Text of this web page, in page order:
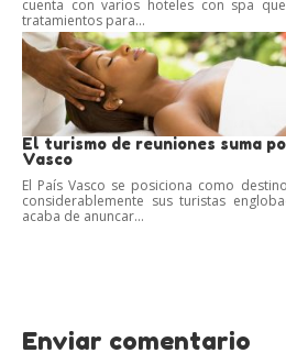
cuenta con varios hoteles con spa
tratamientos para...
El turismo de reuniones suma
Vasco
El País Vasco se posiciona como
considerablemente sus turistas
acaba de anuncar...
Enviar comentario